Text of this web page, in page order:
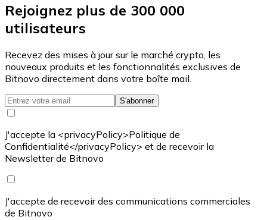
Rejoignez plus de 300 000
utilisateurs
Recevez des mises à jour sur le marché crypto, les
nouveaux produits et les fonctionnalités exclusives de
Bitnovo directement dans votre boîte mail.
S'abonner
J'accepte la <privacyPolicy>Politique de
Confidentialité</privacyPolicy> et de recevoir la
Newsletter de Bitnovo
J'accepte de recevoir des communications commerciales
de Bitnovo